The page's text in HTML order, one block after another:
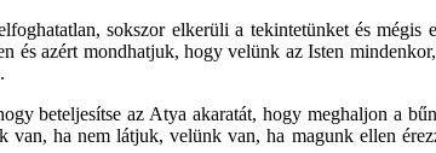
sokszor elkerüli a tekintetünket és
és azért mondhatjuk, hogy velünk az Isten
beteljesítse az Atya akaratát, hogy meghaljon a
ha nem látjuk, velünk van, ha magunk ellen